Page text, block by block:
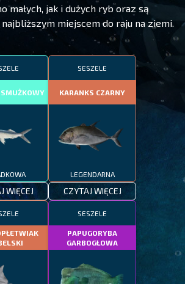
małych, jak i dużych ryb oraz są
miejscem do raju na ziemi.
WIĘCEJ
SESZELE
KARANKS CZARNY
LEGENDARNA
CZYTAJ WIĘCEJ
SESZELE
PAPUGORYBA
GARBOGŁOWA